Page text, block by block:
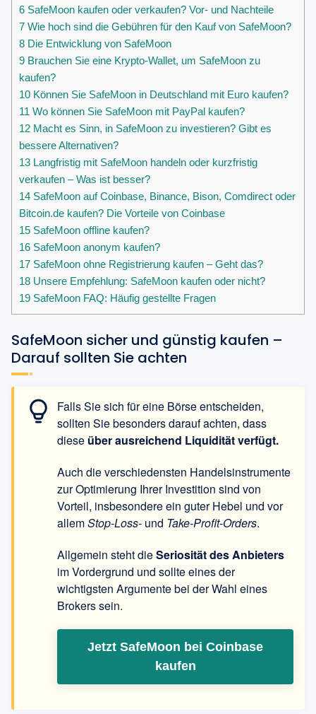
6 SafeMoon kaufen oder verkaufen? Vor- und Nachteile
7 Wie hoch sind die Gebühren für den Kauf von SafeMoon?
8 Die Entwicklung von SafeMoon
9 Brauchen Sie eine Krypto-Wallet, um SafeMoon zu
kaufen?
10 Können Sie SafeMoon in Deutschland mit Euro kaufen?
11 Wo können Sie SafeMoon mit PayPal kaufen?
12 Macht es Sinn, in SafeMoon zu investieren? Gibt es
bessere Alternativen?
13 Langfristig mit SafeMoon handeln oder kurzfristig
verkaufen – Was ist besser?
14 SafeMoon auf Coinbase, Binance, Bison, Comdirect oder
Bitcoin.de kaufen? Die Vorteile von Coinbase
15 SafeMoon offline kaufen?
16 SafeMoon anonym kaufen?
17 SafeMoon ohne Registrierung kaufen – Geht das?
18 Unsere Empfehlung: SafeMoon kaufen oder nicht?
19 SafeMoon FAQ: Häufig gestellte Fragen
SafeMoon sicher und günstig kaufen –
Darauf sollten Sie achten
Falls Sie sich für eine Börse entscheiden,
sollten Sie besonders darauf achten, dass
diese über ausreichend Liquidität verfügt.
Auch die verschiedensten Handelsinstrumente
zur Optimierung Ihrer Investition sind von
Vorteil, insbesondere ein guter Hebel und vor
allemStop-Loss- und Take-Profit-Orders.
Allgemein steht dieSeriosität des Anbieters
im Vordergrund und sollte eines der
wichtigsten Argumente bei der Wahl eines
Brokers sein.
Jetzt SafeMoon bei Coinbase
kaufen